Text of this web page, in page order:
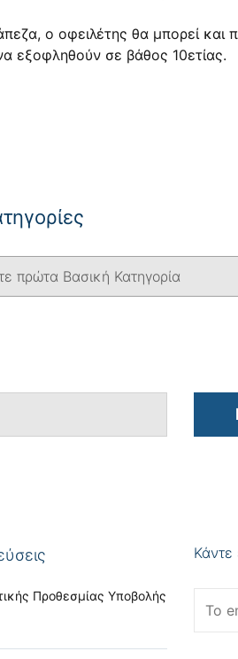
ο οφειλέτης θα μπορεί και
εξοφληθούν σε βάθος 10ετίας.
Προθεσμίας Υποβολής